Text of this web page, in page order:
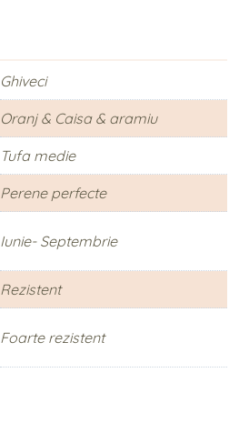
Ghiveci
Oranj & Caisa & aramiu
Tufa medie
Perene perfecte
Iunie- Septembrie
Rezistent
Foarte rezistent